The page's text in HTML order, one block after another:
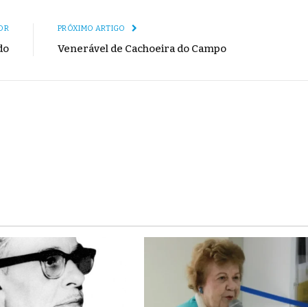
PRÓXIMO ARTIGO
Venerável de Cachoeira do Campo